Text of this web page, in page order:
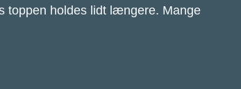
toppen holdes lidt længere. Mange